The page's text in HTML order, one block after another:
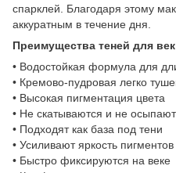
спарклей. Благодаря этому
аккуратным в течение дня.
Преимущества теней для
• Водостойкая формула для
• Кремово-пудровая легко
• Высокая пигментация цвета
• Не скатываются и не
• Подходят как база под тени
• Усиливают яркость
• Быстро фиксируются на веке